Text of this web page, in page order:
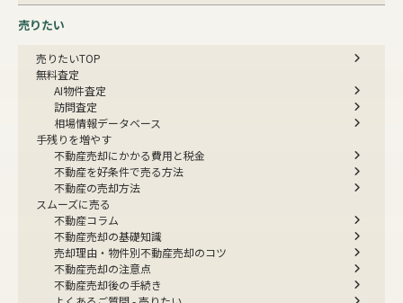
売りたい
売りたいTOP
無料査定
AI物件査定
訪問査定
相場情報データベース
手残りを増やす
不動産売却にかかる費用と税金
不動産を好条件で売る方法
不動産の売却方法
スムーズに売る
不動産コラム
不動産売却の基礎知識
売却理由・物件別不動産売却のコツ
不動産売却の注意点
不動産売却後の手続き